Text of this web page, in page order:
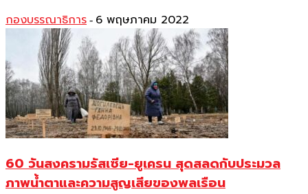
กองบรรณาธิการ - 6 พฤษภาคม 2022
60 วันสงครามรัสเซีย-ยูเครน สุดสลดกับประมวล
ภาพน้ำตาและความสูญเสียของพลเรือน